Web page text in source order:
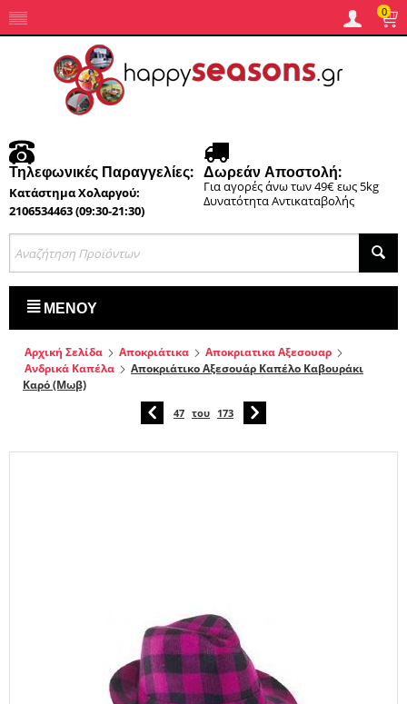
0
Τηλεφωνικές Παραγγελίες:
Κατάστημα Χολαργού:
2106534463 (09:30-21:30)
Δωρεάν Αποστολή:
Για αγορές άνω των 49€ εως 5kg
Δυνατότητα Αντικαταβολής
ΜΕΝΟΎ
Αρχική Σελίδα Αποκριάτικα
Αποκριατικα Αξεσουαρ
Ανδρικά Καπέλα
Αποκριάτικο Αξεσουάρ Καπέλο Καβουράκι
Καρό (Μωβ)
47 του 173